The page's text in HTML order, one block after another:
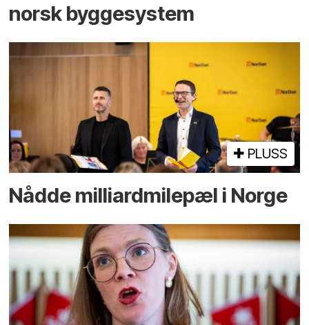
norsk bygge­system
PLUSS
Nådde milliard­­milepæl i Norge